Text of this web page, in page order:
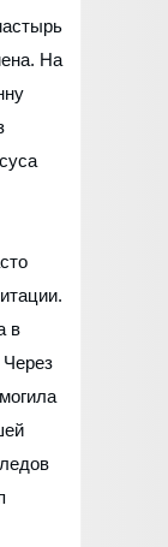
На
в